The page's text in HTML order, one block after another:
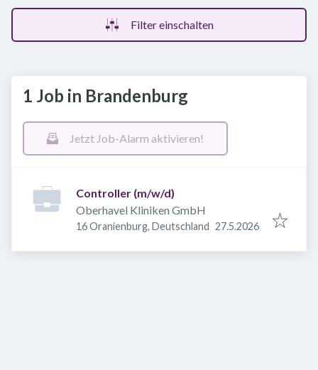
Filter einschalten
1 Job in Brandenburg
Jetzt Job-Alarm aktivieren!
Controller (m/w/d)
Oberhavel Kliniken GmbH
16 Oranienburg, Deutschland Veröffentlicht:
27.5.2026